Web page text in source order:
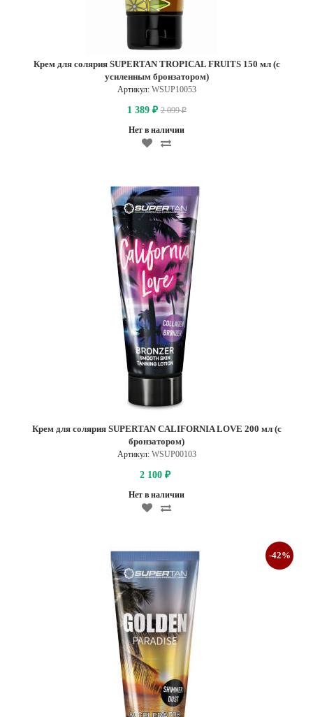
Крем для солярия SUPERTAN TROPICAL FRUITS 150 мл (с
усиленным бронзатором)
Артикул: WSUP10053
1 389 ₽ 2 099₽
Нет в наличии
Крем для солярия SUPERTAN CALIFORNIA LOVE 200 мл (с
бронзатором)
Артикул: WSUP00103
2 100 ₽
Нет в наличии
-42%